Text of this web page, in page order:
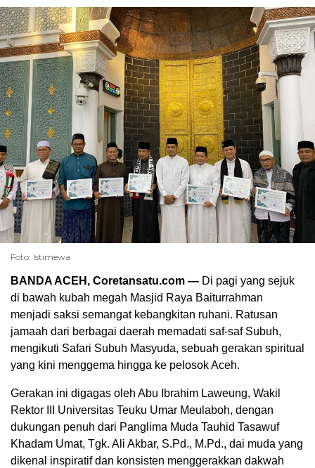
Foto: Istimewa
BANDA ACEH, Coretansatu.com — Di pagi yang sejuk
di bawah kubah megah Masjid Raya Baiturrahman
menjadi saksi semangat kebangkitan ruhani. Ratusan
jamaah dari berbagai daerah memadati saf-saf Subuh,
mengikuti Safari Subuh Masyuda, sebuah gerakan spiritual
yang kini menggema hingga ke pelosok Aceh.
Gerakan ini digagas oleh Abu Ibrahim Laweung, Wakil
Rektor III Universitas Teuku Umar Meulaboh, dengan
dukungan penuh dari Panglima Muda Tauhid Tasawuf
Khadam Umat, Tgk. Ali Akbar, S.Pd., M.Pd., dai muda yang
dikenal inspiratif dan konsisten menggerakkan dakwah